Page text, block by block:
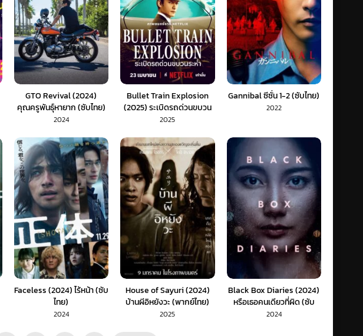
GTO Revival (2024)
คุณครูพันธุ์หายาก (ซับไทย)
2024
Bullet Train Explosion
(2025) ระเบิดรถด่วนขบวน
ระห่ำ (พากย์ไทย)
2025
Gannibal ซีซั่น 1-2 (ซับไทย)
2022
Faceless (2024) ไร้หน้า (ซับ
ไทย)
2024
House of Sayuri (2024)
บ้านผีอิหยังวะ (พากย์ไทย)
2025
Black Box Diaries (2024)
หรือเธอคนเดียวที่ผิด (ซับ
ไทย)
2024